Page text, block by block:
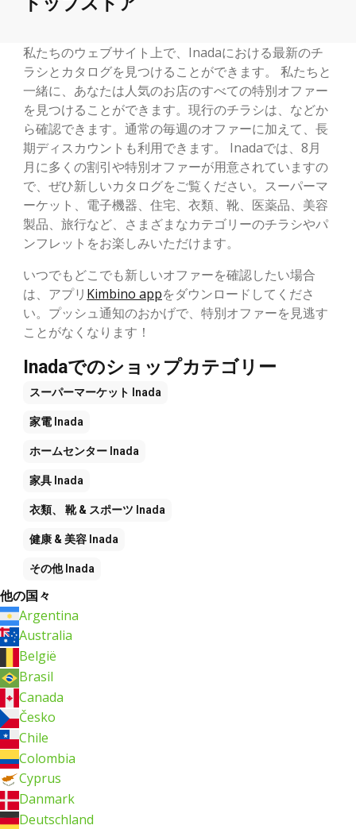
私たちのウェブサイト上で、Inadaにおける最新のチ
ラシとカタログを見つけることができます。 私たちと
一緒に、あなたは人気のお店のすべての特別オファー
を見つけることができます。現行のチラシは、などか
ら確認できます。通常の毎週のオファーに加えて、長
期ディスカウントも利用できます。 Inadaでは、8月
月に多くの割引や特別オファーが用意されていますの
で、ぜひ新しいカタログをご覧ください。スーパーマ
ーケット、電子機器、住宅、衣類、靴、医薬品、美容
製品、旅行など、さまざまなカテゴリーのチラシやパ
ンフレットをお楽しみいただけます。
いつでもどこでも新しいオファーを確認したい場合
は、アプリ Kimbino appをダウンロードしてくださ
い。プッシュ通知のおかげで、特別オファーを見逃す
ことがなくなります！
Inadaでのショップカテゴリー
スーパーマーケット Inada
家電 Inada
ホームセンター Inada
家具 Inada
衣類、 靴 & スポーツ Inada
健康 & 美容 Inada
その他Inada
他の国々
Argentina
Australia
België
Brasil
Canada
Česko
Chile
Colombia
Cyprus
Danmark
Deutschland